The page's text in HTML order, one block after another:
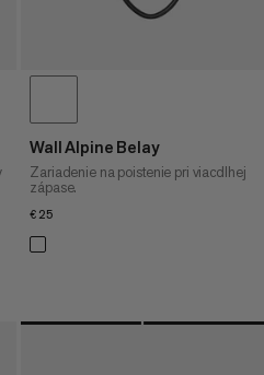
Wall Alpine Belay
Zariadenie na poistenie pri viacdlhej
zápase.
€25